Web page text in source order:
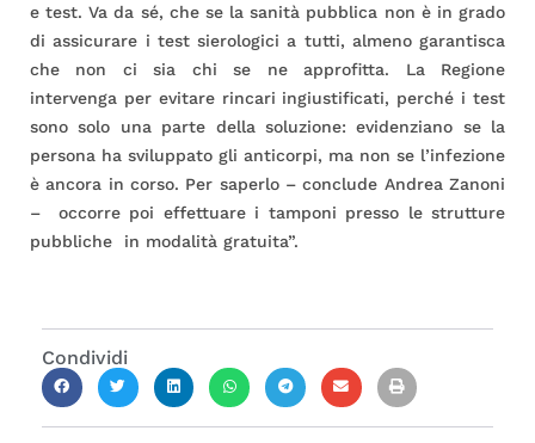
e test. Va da sé, che se la sanità pubblica non è in grado
di assicurare i test sierologici a tutti, almeno garantisca
che non ci sia chi se ne approfitta. La Regione
intervenga per evitare rincari ingiustificati, perché i test
sono solo una parte della soluzione: evidenziano se la
persona ha sviluppato gli anticorpi, ma non se l’infezione
è ancora in corso. Per saperlo – conclude Andrea Zanoni
– occorre poi effettuare i tamponi presso le strutture
pubbliche in modalità gratuita”.
Condividi